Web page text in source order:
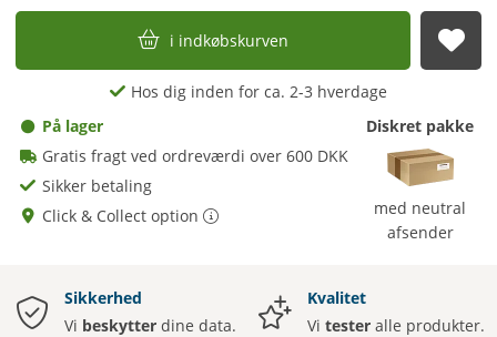
i indkøbskurven
Hos dig inden for ca. 2-3 hverdage
På lager
Gratis fragt ved ordreværdi over 600 DKK
Sikker betaling
Click & Collect option
Diskret pakke
med neutral
afsender
Sikkerhed
Vi beskytter dine data.
Kvalitet
Vi tester alle produkter.